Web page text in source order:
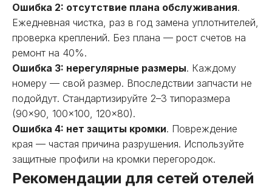
Ошибка 2: отсутствие плана обслуживания.
Ежедневная чистка, раз в год замена уплотнителей,
проверка креплений. Без плана — рост счетов на
ремонт на 40%.
Ошибка 3: нерегулярные размеры. Каждому
номеру — свой размер. Впоследствии запчасти не
подойдут. Стандартизируйте 2–3 типоразмера
(90×90, 100×100, 120×80).
Ошибка 4: нет защиты кромки. Повреждение
края — частая причина разрушения. Используйте
защитные профили на кромки перегородок.
Рекомендации для сетей отелей